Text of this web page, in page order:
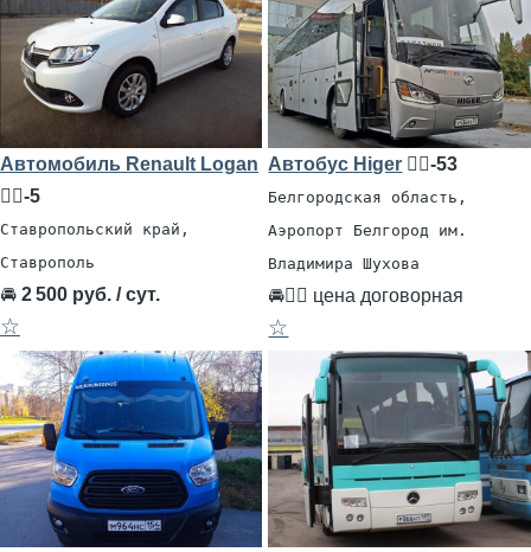
Автомобиль Renault Logan
🧍‍♂️-5
Ставропольский край,
Ставрополь
🚘 2 500 руб. / сут.
☆
Автобус Higer 🧍‍♂️-53
Белгородская область,
Аэропорт Белгород им.
Владимира Шухова
🚘👨‍✈ цена договорная
☆